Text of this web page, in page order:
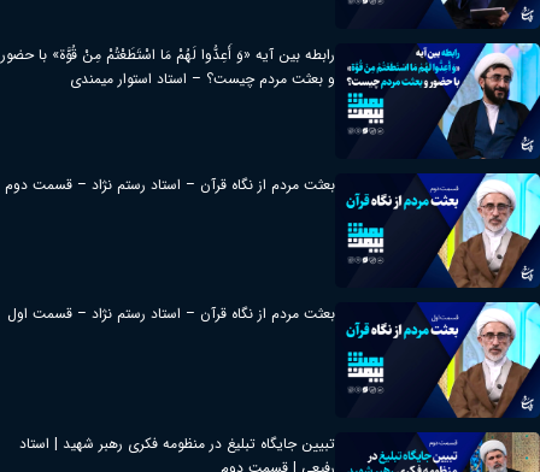
رابطه بین آیه «وَ أَعِدُّوا لَهُمْ مَا اسْتَطَعْتُمْ مِنْ قُوَّة» با حضور
و بعثت مردم چیست؟ – استاد استوار میمندی
بعثت مردم از نگاه قرآن – استاد رستم نژاد – قسمت دوم
بعثت مردم از نگاه قرآن – استاد رستم نژاد – قسمت اول
تبیین جایگاه تبلیغ در منظومه فکری رهبر شهید | استاد